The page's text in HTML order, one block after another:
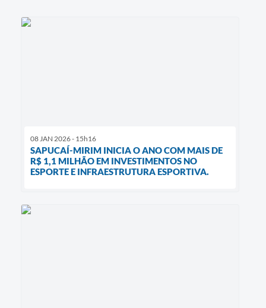
08 JAN 2026 - 15h16
SAPUCAÍ-MIRIM INICIA O ANO COM MAIS DE
R$ 1,1 MILHÃO EM INVESTIMENTOS NO
ESPORTE E INFRAESTRUTURA ESPORTIVA.